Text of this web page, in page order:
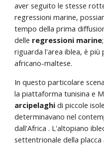
aver seguito le stesse
regressioni marine,
tempo della prima
delle regressioni marine
riguarda l'area iblea, è più
africano-maltese.
In questo particolare
la piattaforma tunisina e
arcipelaghi di piccole
determinavano nel
dall'Africa . L'altopiano
settentrionale della